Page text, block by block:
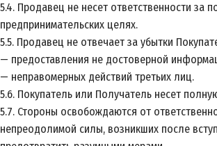
5.4. Продавец не несет ответственности за
предпринимательских целях.
5.5. Продавец не отвечает за убытки
— предоставления не достоверной
— неправомерных действий третьих лиц.
5.6. Покупатель или Получатель несет
5.7. Стороны освобождаются от
непреодолимой силы, возникших после